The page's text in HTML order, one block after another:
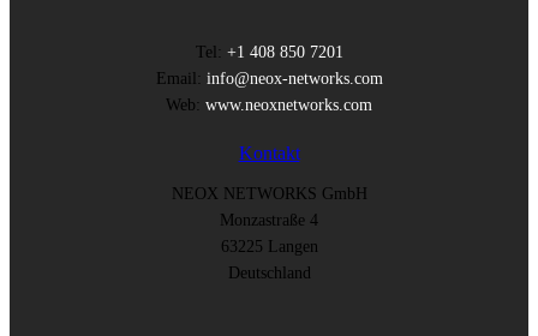
Tel: +1 408 850 7201
Email: info@neox-networks.com
Web: www.neoxnetworks.com
Kontakt
NEOX NETWORKS GmbH
Monzastraße 4
63225 Langen
Deutschland